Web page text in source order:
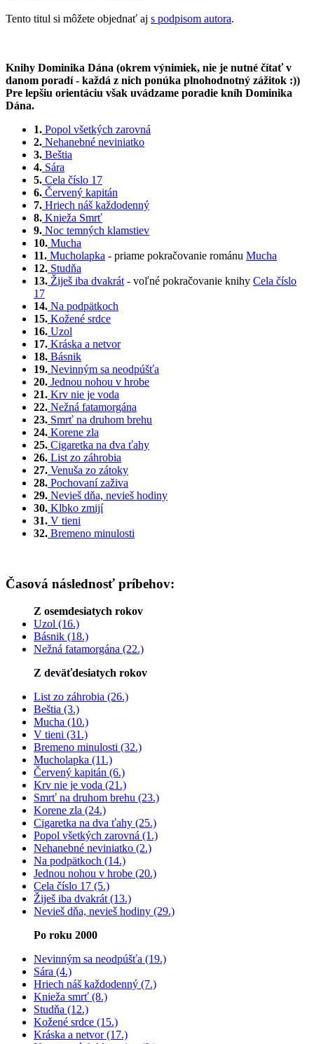
Tento titul si môžete objednať aj s podpisom autora.
Knihy Dominika Dána (okrem výnimiek, nie je nutné čítať v
danom poradí - každá z nich ponúka plnohodnotný zážitok :))
Pre lepšiu orientáciu však uvádzame poradie kníh Dominika
Dána.
1. Popol všetkých zarovná
2. Nehanebné neviniatko
3. Beštia
4. Sára
5. Cela číslo 17
6. Červený kapitán
7. Hriech náš každodenný
8. Knieža Smrť
9. Noc temných klamstiev
10. Mucha
11. Mucholapka - priame pokračovanie románu Mucha
12. Studňa
13. Žiješ iba dvakrát - voľné pokračovanie knihy Cela číslo
17
14. Na podpätkoch
15. Kožené srdce
16. Uzol
17. Kráska a netvor
18. Básnik
19. Nevinným sa neodpúšťa
20. Jednou nohou v hrobe
21. Krv nie je voda
22. Nežná fatamorgána
23. Smrť na druhom brehu
24. Korene zla
25. Cigaretka na dva ťahy
26. List zo záhrobia
27. Venuša zo zátoky
28. Pochovaní zaživa
29. Nevieš dňa, nevieš hodiny
30. Klbko zmijí
31. V tieni
32. Bremeno minulosti
Časová následnosť príbehov:
Z osemdesiatych rokov
Uzol (16.)
Básnik (18.)
Nežná fatamorgána (22.)
Z deväťdesiatych rokov
List zo záhrobia (26.)
Beštia (3.)
Mucha (10.)
V tieni (31.)
Bremeno minulosti (32.)
Mucholapka (11.)
Červený kapitán (6.)
Krv nie je voda (21.)
Smrť na druhom brehu (23.)
Korene zla (24.)
Cigaretka na dva ťahy (25.)
Popol všetkých zarovná (1.)
Nehanebné neviniatko (2.)
Na podpätkoch (14.)
Jednou nohou v hrobe (20.)
Cela číslo 17 (5.)
Žiješ iba dvakrát (13.)
Nevieš dňa, nevieš hodiny (29.)
Po roku 2000
Nevinným sa neodpúšťa (19.)
Sára (4.)
Hriech náš každodenný (7.)
Knieža smrť (8.)
Studňa (12.)
Kožené srdce (15.)
Kráska a netvor (17.)